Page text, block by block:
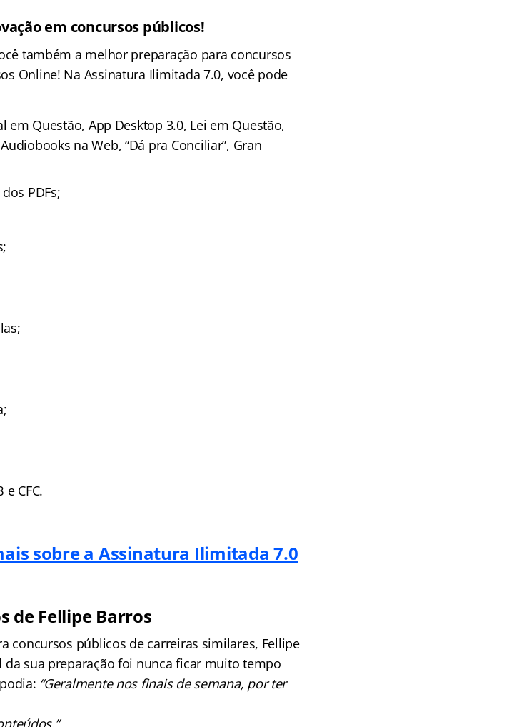
em concursos públicos!
também a melhor preparação para concursos
Online! Na Assinatura Ilimitada 7.0, você pode
em Questão, App Desktop 3.0, Lei em Questão,
na Web, “Dá pra Conciliar”, Gran
PDFs;
CFC.
sobre a Assinatura Ilimitada 7.0
de Fellipe Barros
concursos públicos de carreiras similares, Fellipe
sua preparação foi nunca ficar muito tempo
“Geralmente nos finais de semana, por ter